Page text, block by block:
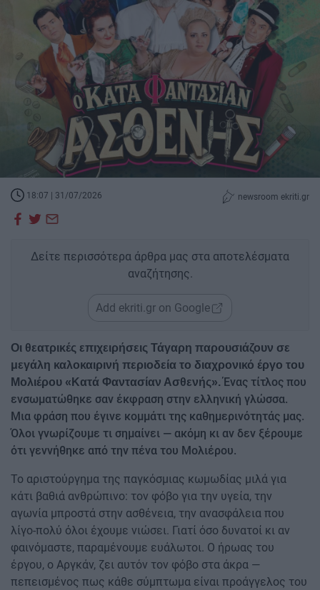
18:07 | 31/07/2026 newsroom ekriti.gr
Δείτε περισσότερα άρθρα μας στα αποτελέσματα
αναζήτησης.
Add ekriti.gr on Google
​Οι θεατρικές επιχειρήσεις Τάγαρη παρουσιάζουν σε
μεγάλη καλοκαιρινή περιοδεία το διαχρονικό έργο του
Μολιέρου «Κατά Φαντασίαν Ασθενής».Ένας τίτλος που
ενσωματώθηκε σαν έκφραση στην ελληνική γλώσσα.
Μια φράση που έγινε κομμάτι της καθημερινότητάς μας.
Όλοι γνωρίζουμε τι σημαίνει — ακόμη κι αν δεν ξέρουμε
ότι γεννήθηκε από την πένα του Μολιέρου.
Το αριστούργημα της παγκόσμιας κωμωδίας μιλά για
κάτι βαθιά ανθρώπινο: τον φόβο για την υγεία, την
αγωνία μπροστά στην ασθένεια, την ανασφάλεια που
λίγο-πολύ όλοι έχουμε νιώσει. Γιατί όσο δυνατοί κι αν
φαινόμαστε, παραμένουμε ευάλωτοι. Ο ήρωας του
έργου, ο Αργκάν, ζει αυτόν τον φόβο στα άκρα —
πεπεισμένος πως κάθε σύμπτωμα είναι προάγγελος του